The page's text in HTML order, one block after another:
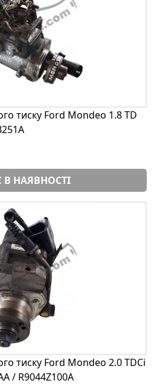
тиску Ford Mondeo 1.8 TD
НАЯВНОСТІ
тиску Ford Mondeo 2.0 TDCi
/ R9044Z100A